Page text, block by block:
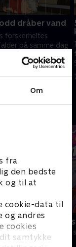
Om
fra
den bedste
og til at
cookie-data til
og andres
cookies
samtykke
dråber vand
forskerheltes
på samme dag
Todd til
21 min
Totally Spies
Børneserier •